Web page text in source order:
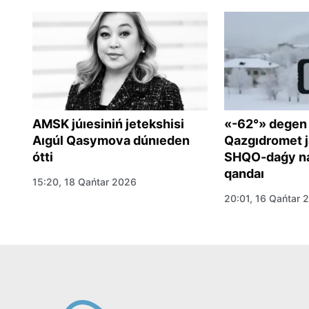
AMSK júıesiniń jetekshisi
Aıgúl Qasymova dúnıeden
ótti
15:20, 18 Qańtar 2026
«-62°» degen
Qazgıdromet
SHQO-daǵy
qandaı
20:01, 16 Qańtar